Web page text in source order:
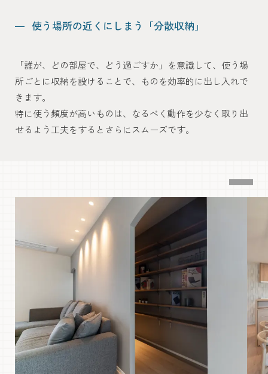
使う場所の近くにしまう 「分散収納」
「誰が、どの部屋で、どう過ごすか」を意識して、 使う場
所ごとに収納を設けることで、ものを効率的に出し入れで
きます。
特に使う頻度が高いものは、なるべく動作を少なく取り出
せるよう工夫をするとさらにスムーズです。